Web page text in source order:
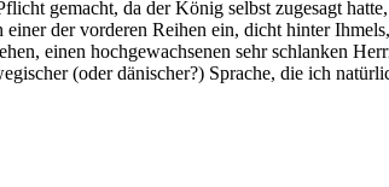
gemacht, da der König selbst zugesagt
der vorderen Reihen ein, dicht hinter
einen hochgewachsenen sehr schlanken
(oder dänischer?) Sprache, die ich